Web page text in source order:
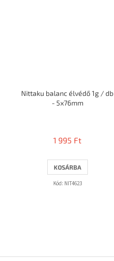
Nittaku balanc élvédő 1g / db
- 5x76mm
1 995 Ft
KOSÁRBA
Kód: NIT4623